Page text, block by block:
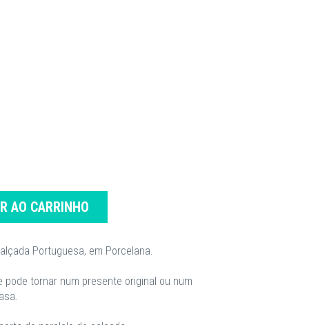
AO CARRINHO
Portuguesa, em Porcelana.
pode tornar num presente original ou num